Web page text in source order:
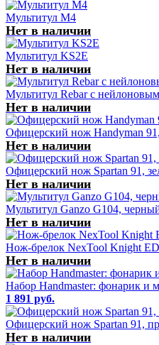
Мультитул M4
Нет в наличии
Мультитул KS2E
Нет в наличии
Мультитул Rebar с
Нет в наличии
Офицерский нож Handyman
Нет в наличии
Офицерский нож Spartan 91,
Нет в наличии
Мультитул Ganzo G104,
Нет в наличии
Нож-брелок NexTool Knight
Нет в наличии
Набор Handmaster: фонарик и
1 891 руб.
Офицерский нож Spartan 91,
Нет в наличии